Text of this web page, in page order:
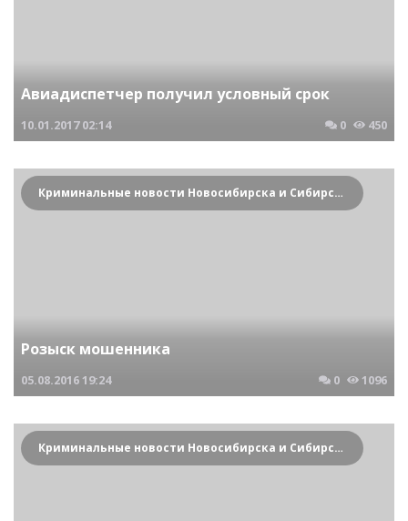
Авиадиспетчер получил условный срок
10.01.2017 02:14 0 450
Криминальные новости Новосибирска и Сибирского региона
Розыск мошенника
05.08.201619:24 0 1096
Криминальные новости Новосибирска и Сибирского региона